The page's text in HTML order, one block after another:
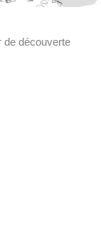
de découverte